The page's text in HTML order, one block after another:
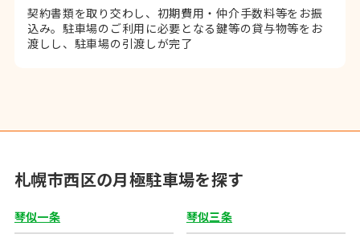
契約書類を取り交わし、初期費用・仲介手数料等をお振
込み。駐車場のご利用に必要となる鍵等の貸与物等をお
渡しし、駐車場の引渡しが完了
札幌市西区の月極駐車場を探す
琴似一条 琴似三条